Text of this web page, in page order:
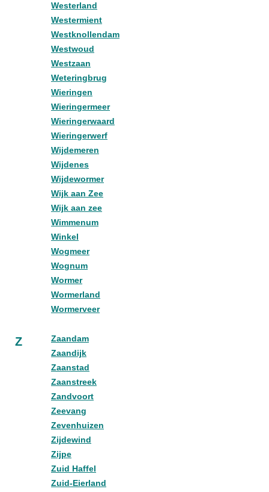
Westerland
Westermient
Westknollendam
Westwoud
Westzaan
Weteringbrug
Wieringen
Wieringermeer
Wieringerwaard
Wieringerwerf
Wijdemeren
Wijdenes
Wijdewormer
Wijk aan Zee
Wijk aan zee
Wimmenum
Winkel
Wogmeer
Wognum
Wormer
Wormerland
Wormerveer
Z
Zaandam
Zaandijk
Zaanstad
Zaanstreek
Zandvoort
Zeevang
Zevenhuizen
Zijdewind
Zijpe
Zuid Haffel
Zuid-Eierland